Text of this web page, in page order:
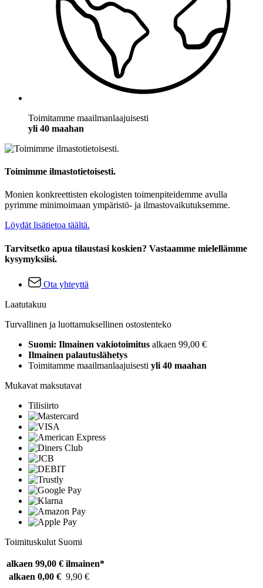
Toimitamme maailmanlaajuisesti
yli 40 maahan
Toimimme ilmastotietoisesti.
Monien konkreettisten ekologisten toimenpiteidemme avulla
pyrimme minimoimaan ympäristö- ja ilmastovaikutuksemme.
Löydät lisätietoa täältä.
Tarvitsetko apua tilaustasi koskien? Vastaamme mielellämme
kysymyksiisi.
Ota yhteyttä
Laatutakuu
Turvallinen ja luottamuksellinen ostostenteko
Suomi: Ilmainen vakiotoimitus alkaen 99,00 €
Ilmainen palautuslähetys
Toimitamme maailmanlaajuisesti yli 40 maahan
Mukavat maksutavat
Tilisiirto
Toimituskulut Suomi
alkaen 99,00 € ilmainen*
alkaen 0,00 € 9,90 €